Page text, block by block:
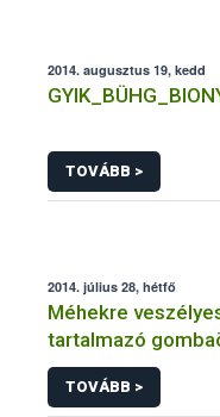
2014. augusztus 19, kedd
TOVÁBB >
2014. július 28, hétfő
Méhekre
tartalmazó
forgalomból a
TOVÁBB >